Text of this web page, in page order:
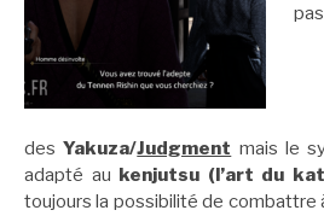
desYakuza/Judgment mais le
adapté au kenjutsu (l’art du
toujours la possibilité de combattre